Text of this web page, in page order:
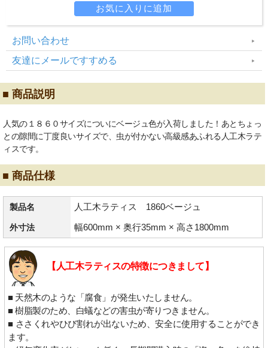
お問い合わせ
友達にメールですすめる
■ 商品説明
人気の１８６０サイズについにベージュ色が入荷しました！あとちょっ
との隙間に丁度良いサイズで、虫が付かない高級感あふれる人工木ラテ
ィスです。
■ 商品仕様
製品名 人工木ラティス 1860ベージュ
外寸法 幅600mm × 奥行35mm × 高さ1800mm
【人工木ラティスの特徴につきまして】
■ 天然木のような「腐食」が発生いたしません。
■ 樹脂製のため、白蟻などの害虫が寄りつきません。
■ ささくれやひび割れが出ないため、安全に使用することができ
ます。